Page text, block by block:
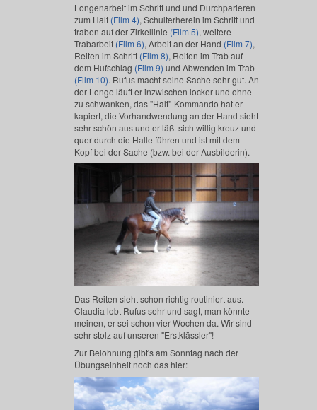
Longenarbeit im Schritt und und Durchparieren
zum Halt (Film 4), Schulterherein im Schritt und
traben auf der Zirkellinie (Film 5), weitere
Trabarbeit (Film 6), Arbeit an der Hand (Film 7),
Reiten im Schritt (Film 8), Reiten im Trab auf
dem Hufschlag (Film 9) und Abwenden im Trab
(Film 10). Rufus macht seine Sache sehr gut. An
der Longe läuft er inzwischen locker und ohne
zu schwanken, das "Halt"-Kommando hat er
kapiert, die Vorhandwendung an der Hand sieht
sehr schön aus und er läßt sich willig kreuz und
quer durch die Halle führen und ist mit dem
Kopf bei der Sache (bzw. bei der Ausbilderin).
Das Reiten sieht schon richtig routiniert aus.
Claudia lobt Rufus sehr und sagt, man könnte
meinen, er sei schon vier Wochen da. Wir sind
sehr stolz auf unseren "Erstklässler"!
Zur Belohnung gibt's am Sonntag nach der
Übungseinheit noch das hier: